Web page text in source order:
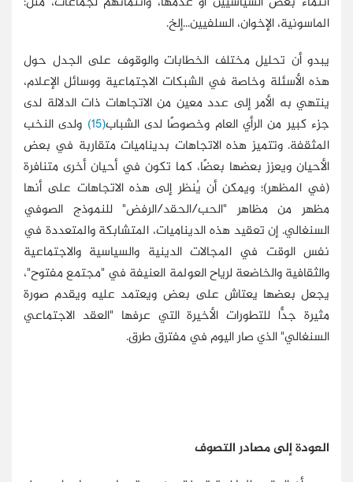
الماسونية، الإخوان، السلفيين...إلخ.
يبدو أن تحليل مختلف الخطابات والوقوف على الجدل حول
هذه الأسئلة وخاصة في الشبكات الاجتماعية ووسائل الإعلام،
ينتهي به الأمر إلى عدد معين من الاتجاهات ذات الدلالة لدى
جزء كبير من الرأي العام وخصوصًا لدى الشباب(15)
ولدى النخب
المثقفة. وتتميز هذه الاتجاهات بديناميات متقاربة في بعض
الأحيان ويعزز بعضها بعضًا، كما تكون في أحيان أخرى متنافرة
(في المظهر)؛ ويمكن أن يُنظر إلى هذه الاتجاهات على أنها
مظهر من مظاهر "الحب/الحقد/الرفض" للنموذج الصوفي
السنغالي. إن تعقيد هذه الديناميات، المتشابكة والمتعددة في
نفس الوقت في المجالات الدينية والسياسية والاجتماعية
والثقافية والخاضعة لرياح العولمة العنيفة في "مجتمع مفتوح"،
يجعل بعضها يعتاش على بعض ويعتمد عليه ويقدم صورة
مثيرة جدًّا للتطورات الأخيرة التي عرفها "العقد الاجتماعي
السنغالي" الذي صار اليوم في مفترق طرق.
العودة إلى مصادر التصوف